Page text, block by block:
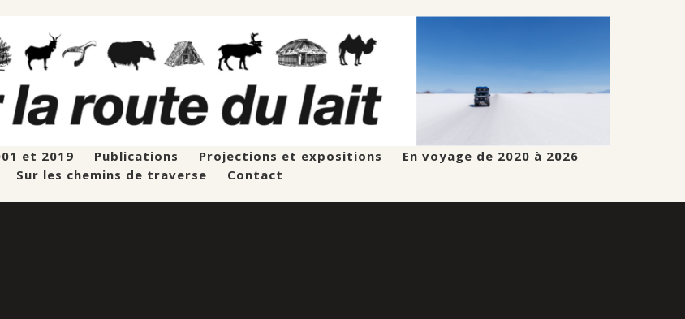
et 2019 Publications Projections et expositions
En voyage de 2020 à 2026
Sur les chemins de traverse
Contact